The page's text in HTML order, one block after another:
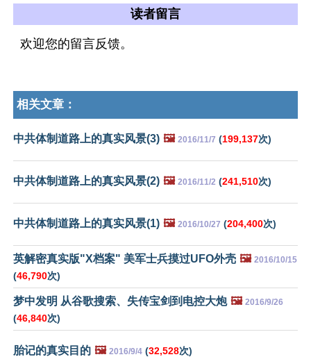
读者留言
欢迎您的留言反馈。
相关文章：
中共体制道路上的真实风景(3) 🖼️ 2016/11/7 (199,137次)
中共体制道路上的真实风景(2) 🖼️ 2016/11/2 (241,510次)
中共体制道路上的真实风景(1) 🖼️ 2016/10/27 (204,400次)
英解密真实版"X档案" 美军士兵摸过UFO外壳 🖼️ 2016/10/15
(46,790次)
梦中发明 从谷歌搜索、失传宝剑到电控大炮 🖼️ 2016/9/26
(46,840次)
胎记的真实目的 🖼️ 2016/9/4 (32,528次)